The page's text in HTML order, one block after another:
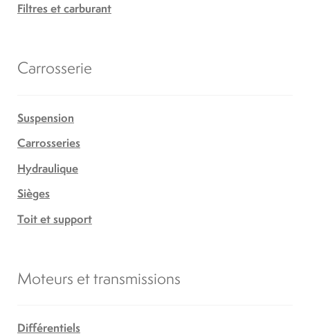
Filtres et carburant
Carrosserie
Suspension
Carrosseries
Hydraulique
Sièges
Toit et support
Moteurs et transmissions
Différentiels